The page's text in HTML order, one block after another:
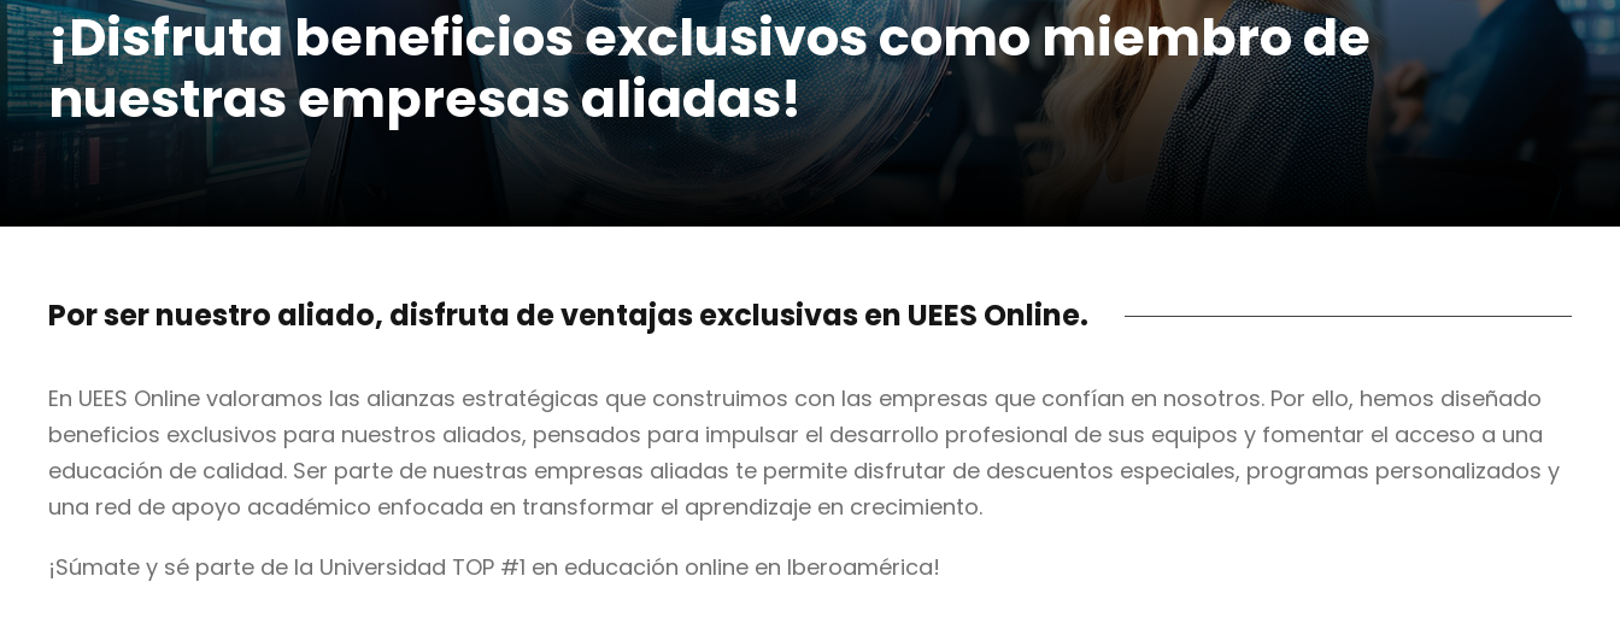
¡Disfruta beneficios exclusivos como miembro de
nuestras empresas aliadas!
Por ser nuestro aliado, disfruta de ventajas exclusivas en UEES Online.
En UEES Online valoramos las alianzas estratégicas que construimos con las empresas que confían en nosotros. Por ello, hemos diseñado
beneficios exclusivos para nuestros aliados, pensados para impulsar el desarrollo profesional de sus equipos y fomentar el acceso a una
educación de calidad. Ser parte de nuestras empresas aliadas te permite disfrutar de descuentos especiales, programas personalizados y
una red de apoyo académico enfocada en transformar el aprendizaje en crecimiento.
¡Súmate y sé parte de la Universidad TOP #1 en educación online en Iberoamérica!